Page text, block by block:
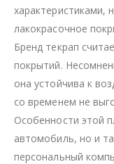
характеристиками,
лакокрасочное
Бренд текрап
покрытий.
она устойчива к
со временем не
Особенности этой
автомобиль, но и
персональный